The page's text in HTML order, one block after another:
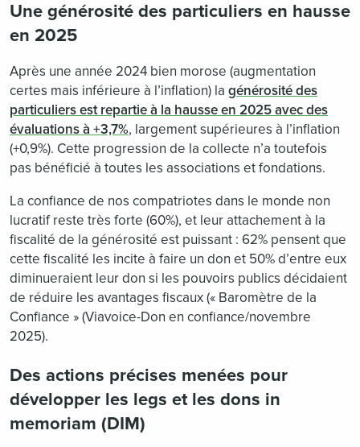
Une générosité des particuliers en hausse
en 2025
Après une année 2024 bien morose (augmentation
certes mais inférieure à l’inflation) la générosité des
particuliers est repartie à la hausse en 2025 avec des
évaluations à +3,7%, largement supérieures à l’inflation
(+0,9%). Cette progression de la collecte n’a toutefois
pas bénéficié à toutes les associations et fondations.
La confiance de nos compatriotes dans le monde non
lucratif reste très forte (60%), et leur attachement à la
fiscalité de la générosité est puissant : 62% pensent que
cette fiscalité les incite à faire un don et 50% d’entre eux
diminueraient leur don si les pouvoirs publics décidaient
de réduire les avantages fiscaux (« Baromètre de la
Confiance » (Viavoice-Don en confiance/novembre
2025).
Des actions précises menées pour
développer les legs et les dons in
memoriam (DIM)